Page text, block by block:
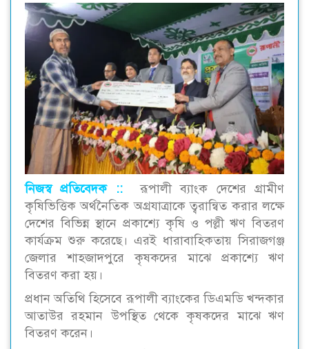
নিজস্ব প্রতিবেদক ::রূপালী ব্যাংক দেশের গ্রামীণ
কৃষিভিত্তিক অর্থনৈতিক অগ্রযাত্রাকে ত্বরান্বিত করার লক্ষে
দেশের বিভিন্ন স্থানে প্রকাশ্যে কৃষি ও পল্লী ঋণ বিতরণ
কার্যক্রম শুরু করেছে। এরই ধারাবাহিকতায় সিরাজগঞ্জ
জেলার শাহজাদপুরে কৃষকদের মাঝে প্রকাশ্যে ঋণ
বিতরণ করা হয়।
প্রধান অতিথি হিসেবে রূপালী ব্যাংকের ডিএমডি খন্দকার
আতাউর রহমান উপস্থিত থেকে কৃষকদের মাঝে ঋণ
বিতরণ করেন।